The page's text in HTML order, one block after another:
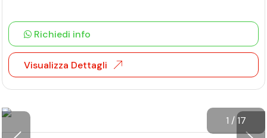
Richiedi info
Visualizza Dettagli
1 /17